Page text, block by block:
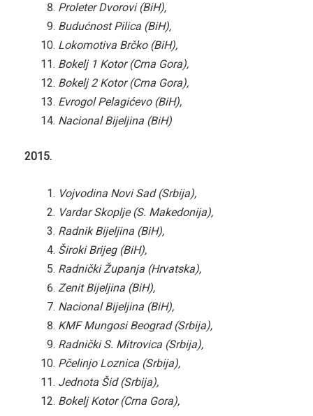
Proleter Dvorovi (BiH),
Budućnost Pilica (BiH),
Lokomotiva Brčko (BiH),
Bokelj 1 Kotor (Crna Gora),
Bokelj 2 Kotor (Crna Gora),
Evrogol Pelagićevo (BiH),
Nacional Bijeljina (BiH)
2015.
Vojvodina Novi Sad (Srbija),
Vardar Skoplje (S. Makedonija),
Radnik Bijeljina (BiH),
Široki Brijeg (BiH),
Radnički Županja (Hrvatska),
Zenit Bijeljina (BiH),
Nacional Bijeljina (BiH),
KMF Mungosi Beograd (Srbija),
Radnički S. Mitrovica (Srbija),
Pčelinjo Loznica (Srbija),
Jednota Šid (Srbija),
Bokelj Kotor (Crna Gora),